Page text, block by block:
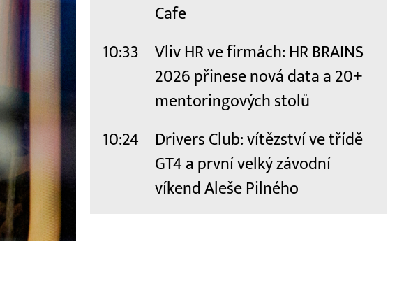
Cafe
10:33
Vliv HR ve firmách: HR BRAINS
2026 přinese nová data a 20+
mentoringových stolů
10:24
Drivers Club: vítězství ve třídě
GT4 a první velký závodní
víkend Aleše Pilného